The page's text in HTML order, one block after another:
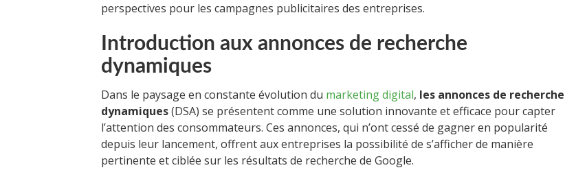
perspectives pour les campagnes publicitaires des entreprises.
Introduction aux annonces de recherche
dynamiques
Dans le paysage en constante évolution du marketing digital, les annonces de recherche
dynamiques(DSA) se présentent comme une solution innovante et efficace pour capter
l’attention des consommateurs. Ces annonces, qui n’ont cessé de gagner en popularité
depuis leur lancement, offrent aux entreprises la possibilité de s’afficher de manière
pertinente et ciblée sur les résultats de recherche de Google.